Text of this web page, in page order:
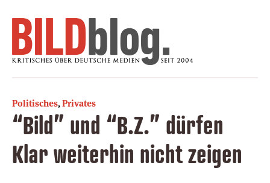
Politisches,Privates
“Bild” und “B.Z.” dürfen
Klar weiterhin nicht zeigen